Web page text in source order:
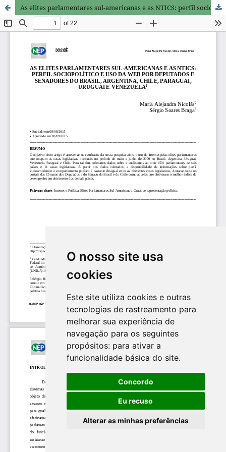
O nosso site usa
cookies
Este site utiliza cookies e outras
tecnologias de rastreamento para
melhorar sua experiência de
navegação para os seguintes
propósitos: para ativar a
funcionalidade básica do site.
Concordo
Eu recuso
Alterar as minhas preferências
As elites parlamentares sul-americanas e as NTICS: perfil sociopolítico e o uso da web por deputados e senadores do Brasil, Argentina, Chile, Paraguai, Uruguai e Venezuela